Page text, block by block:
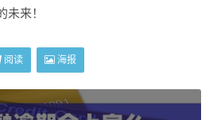
来！
阅读 海报